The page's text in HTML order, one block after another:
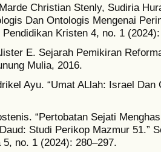
Christian Stenly, Sudiria
Dan Ontologis Mengenai
Pendidikan Kristen 4, no. 1
E. Sejarah Pemikiran
Mulia, 2016.
Ayu. “Umat ALlah: Israel
“Pertobatan Sejati
Studi Perikop Mazmur 51.”
no. 1 (2024): 280–297.